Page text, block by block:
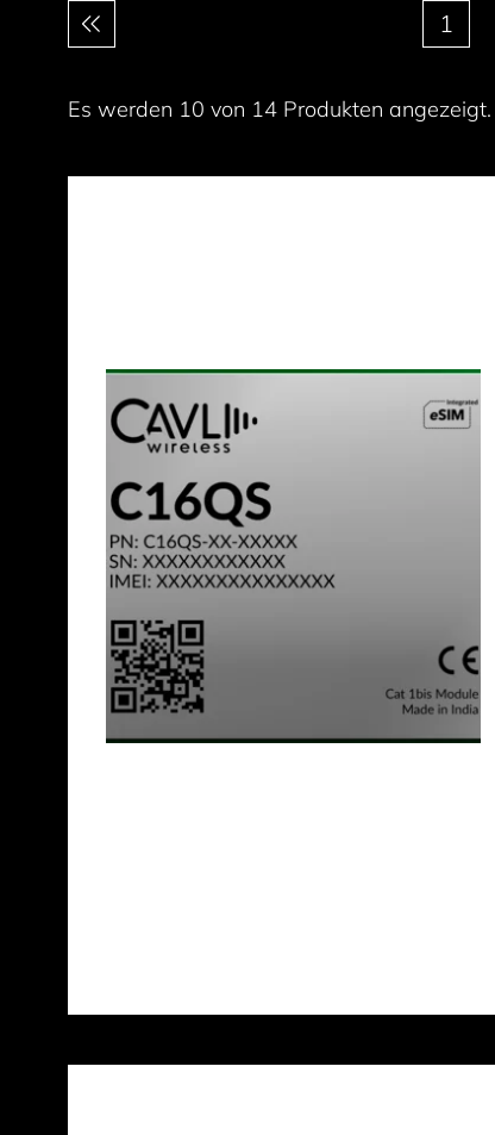
Paginierung 1
Es werden 10 von 14 Produkten angezeigt.